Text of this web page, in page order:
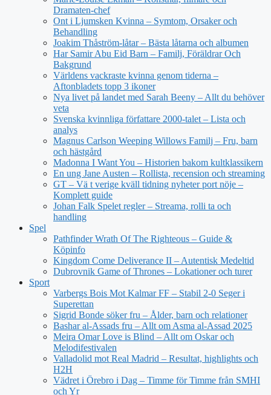
Dramaten-chef
Ont i Ljumsken Kvinna – Symtom, Orsaker och
Behandling
Joakim Thåström-låtar – Bästa låtarna och albumen
Har Samir Abu Eid Barn – Familj, Föräldrar Och
Bakgrund
Världens vackraste kvinna genom tiderna –
Aftonbladets topp 3 ikoner
Nya livet på landet med Sarah Beeny – Allt du behöver
veta
Svenska kvinnliga författare 2000-talet – Lista och
analys
Magnus Carlson Weeping Willows Familj – Fru, barn
och hästgård
Madonna I Want You – Historien bakom kultklassikern
En ung Jane Austen – Rollista, recension och streaming
GT – Vä t verige kväll tidning nyheter port nöje –
Komplett guide
Johan Falk Spelet regler – Streama, rolli ta och
handling
Spel
Pathfinder Wrath Of The Righteous – Guide &
Köpinfo
Kingdom Come Deliverance II – Autentisk Medeltid
Dubrovnik Game of Thrones – Lokationer och turer
Sport
Varbergs Bois Mot Kalmar FF – Stabil 2-0 Seger i
Superettan
Sigrid Bonde söker fru – Ålder, barn och relationer
Bashar al-Assads fru – Allt om Asma al-Assad 2025
Meira Omar Love is Blind – Allt om Oskar och
Melodifestivalen
Valladolid mot Real Madrid – Resultat, highlights och
H2H
Vädret i Örebro i Dag – Timme för Timme från SMHI
och Yr